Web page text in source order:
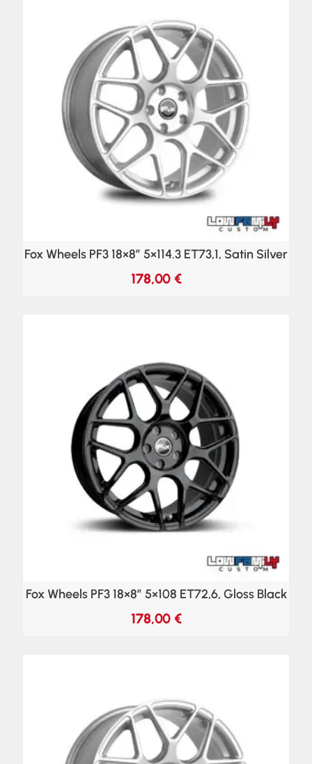
Fox Wheels PF3 18×8″ 5×114.3 ET73,1, Satin Silver
178,00 €
Fox Wheels PF3 18×8″ 5×108 ET72,6, Gloss Black
178,00 €